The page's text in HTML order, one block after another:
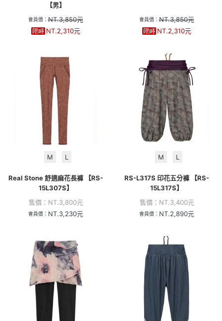
【男】
會員價：NT.3,850元
NT.2,310元
會員價：NT.3,850元
NT.2,310元
M L
Real Stone 舒適麻花長褲 【RS-
15L307S】
售價： NT.3,800元
會員價： NT.3,230元
M L
RS-L317S 印花五分褲 【RS-
15L317S】
售價： NT.3,400元
會員價： NT.2,890元